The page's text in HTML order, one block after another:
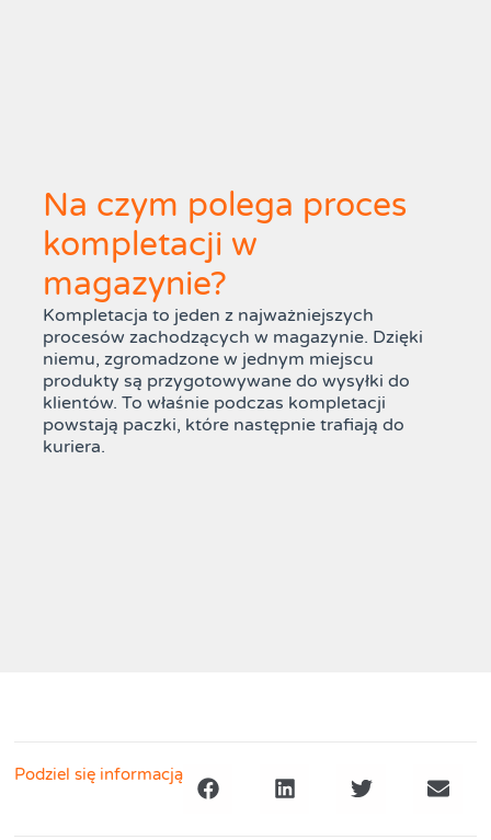
Na czym polega proces
kompletacji w
magazynie?
Kompletacja to jeden z najważniejszych
procesów zachodzących w magazynie. Dzięki
niemu, zgromadzone w jednym miejscu
produkty są przygotowywane do wysyłki do
klientów. To właśnie podczas kompletacji
powstają paczki, które następnie trafiają do
kuriera.
Podziel się informacją